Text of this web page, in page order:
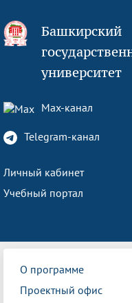
Башкирский
университет
Max-канал
Telegram-канал
Личный кабинет
Учебный портал
О программе
Проектный офис